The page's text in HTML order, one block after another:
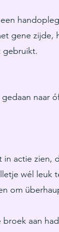
gene zijde,
gebruikt.
naar
actie zien,
wél leuk
om
aan